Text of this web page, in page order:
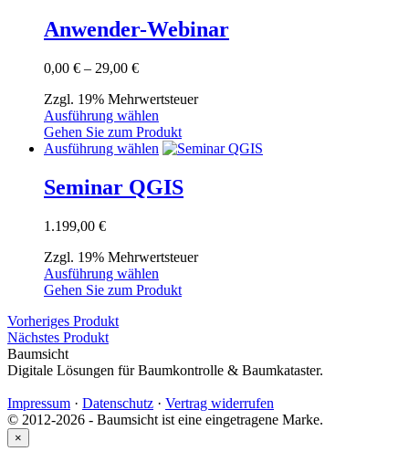
weist
mehrere
Optionen
auf
der
gewählt
Anwender-Webinar
0,00 € – 29,00 €Preisspanne:
bis
29,00 €
Zzgl. 19% Mehrwertsteuer
Ausführung wählen
Produkt
weist
Varianten
auf.
auf
der
Produktseite
Gehen Sie zum Produkt
Ausführung wählen Dieses
weist
mehrere
Optionen
auf
Seminar QGIS
1.199,00 €
Zzgl. 19% Mehrwertsteuer
Ausführung wählen
Produkt
Die
können
auf
Gehen Sie zum Produkt
Vorheriges Produkt
Nächstes Produkt
Baumsicht
Digitale Lösungen für Baumkontrolle & Baumkataster.
Impressum · Datenschutz · Vertrag widerrufen
© 2012-2026 - Baumsicht ist eine eingetragene Marke.
×